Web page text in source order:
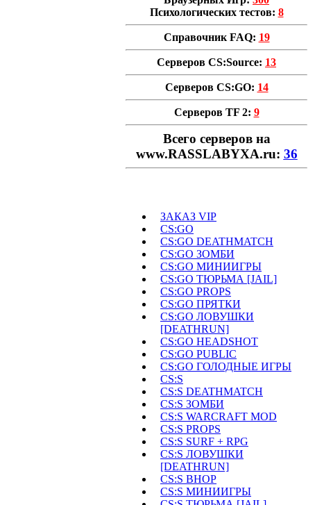
Психологических тестов: 8
Справочник FAQ: 19
Серверов CS:Source: 13
Серверов CS:GO: 14
Серверов TF 2: 9
Всего cерверов на
www.RASSLABYXA.ru: 36
ЗАКАЗ VIP
CS:GO
CS:GO DEATHMATCH
CS:GO ЗОМБИ
CS:GO МИНИИГРЫ
CS:GO ТЮРЬМА [JAIL]
CS:GO PROPS
CS:GO ПРЯТКИ
CS:GO ЛОВУШКИ
[DEATHRUN]
CS:GO HEADSHOT
CS:GO PUBLIC
CS:GO ГОЛОДНЫЕ ИГРЫ
CS:S
CS:S DEATHMATCH
CS:S ЗОМБИ
CS:S WARCRAFT MOD
CS:S PROPS
CS:S SURF + RPG
CS:S ЛОВУШКИ
[DEATHRUN]
CS:S BHOP
CS:S МИНИИГРЫ